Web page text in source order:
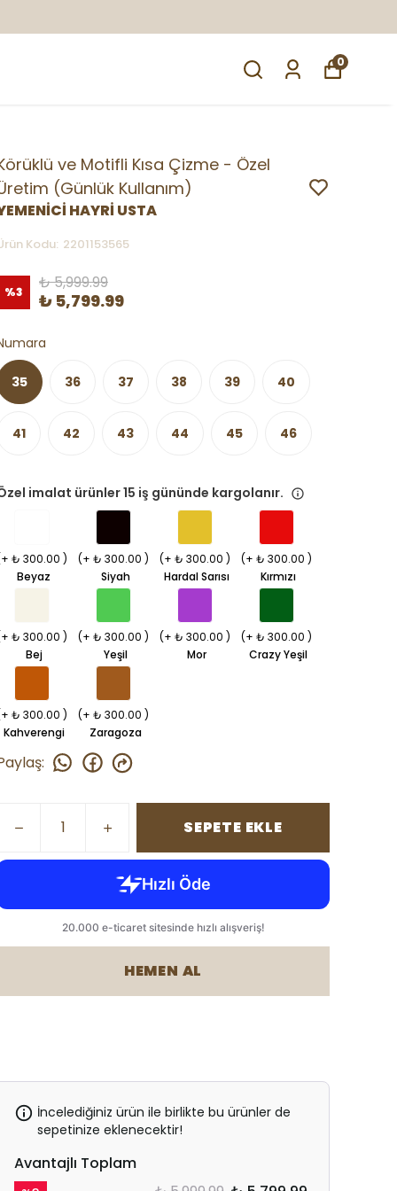
0
ve Motifli Kısa Çizme - Özel
(Günlük Kullanım)
HAYRİ USTA
Kodu: 2201153565
%3 ₺ 5,999.99
₺ 5,799.99
35 36 37 38 39 40
41 42 43 44 45 46
imalat ürünler 15 iş gününde kargolanır.
₺ 300.00 )
Beyaz
(+ ₺ 300.00 )
Siyah
(+ ₺ 300.00 )
Hardal Sarısı
(+ ₺ 300.00 )
Kırmızı
₺ 300.00 )
Bej
(+ ₺ 300.00 )
Yeşil
(+ ₺ 300.00 )
Mor
(+ ₺ 300.00 )
Crazy Yeşil
₺ 300.00 )
Kahverengi
(+ ₺ 300.00 )
Zaragoza
:
SEPETE EKLE
HEMEN AL
İncelediğiniz ürün ile birlikte bu ürünler de
sepetinize eklenecektir!
Avantajlı Toplam